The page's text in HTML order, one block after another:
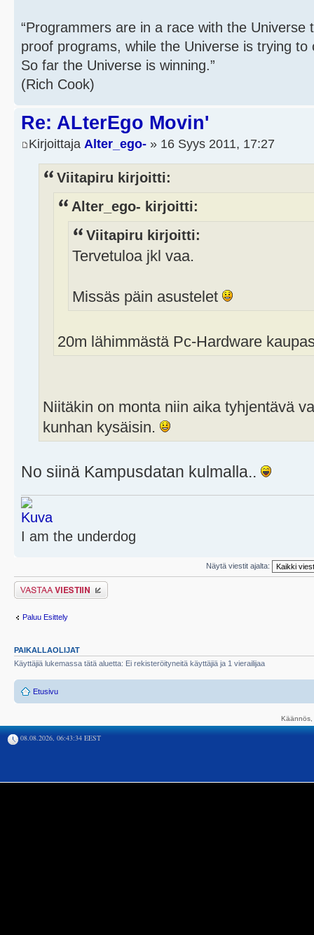
“Programmers are in a race with the
proof programs, while the Universe is trying
So far the Universe is winning.”
(Rich Cook)
Re: ALterEgo Movin'
Kirjoittaja Alter_ego- » 16 Syys 2011, 17:27
Viitapiru kirjoitti:
Alter_ego- kirjoitti:
Viitapiru kirjoitti:
Tervetuloa jkl vaa.
Missäs päin asustelet
20m lähimmästä Pc-Hardware
Niitäkin on monta niin aika tyhjentävä
kunhan kysäisin.
No siinä Kampusdatan kulmalla..
I am the underdog
Näytä viestit ajalta:
Lähetä vastaus
Paluu Esittely
PAIKALLAOLIJAT
Käyttäjiä lukemassa tätä aluetta: Ei rekisteröityneitä käyttäjiä ja 1 vierailijaa
Etusivu
08.08.2026, 06:43:34 EEST